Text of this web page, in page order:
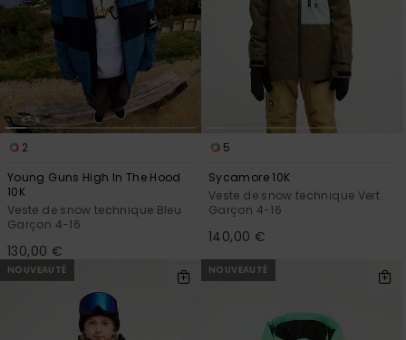
2
Young Guns High In The Hood
10K
Veste de snow technique Bleu
Garçon 4-16
130,00 €
5
Sycamore 10K
Veste de snow technique Vert
Garçon 4-16
140,00 €
NOUVEAUTÉ NOUVEAUTÉ